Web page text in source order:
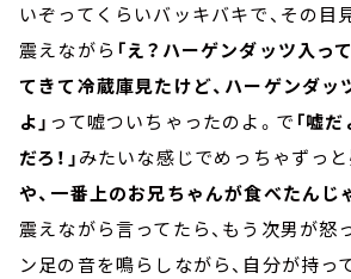
いぞってくらいバッキバキで、その目
震えながら 「え？ハーゲンダッツ入っ
てきて冷蔵庫見たけど、ハーゲンダッ
よ」 って嘘ついちゃったのよ。で 「嘘
だろ！」みたいな感じでめっちゃずっ
や、一番上のお兄ちゃんが食べたんじ
震えながら言ってたら、もう次男が怒
ン足の音を鳴らしながら、自分が持っ